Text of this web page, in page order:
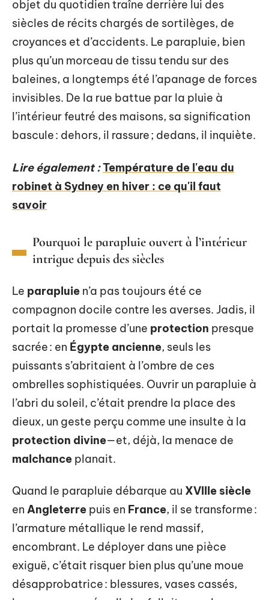
objet du quotidien traîne derrière lui des
siècles de récits chargés de sortilèges, de
croyances et d’accidents. Le parapluie, bien
plus qu’un morceau de tissu tendu sur des
baleines, a longtemps été l’apanage de forces
invisibles. De la rue battue par la pluie à
l’intérieur feutré des maisons, sa signification
bascule : dehors, il rassure ; dedans, il inquiète.
Lire également :Température de l'eau du
robinet à Sydney en hiver : ce qu'il faut
savoir
Pourquoi le parapluie ouvert à l’intérieur
intrigue depuis des siècles
Le parapluie n’a pas toujours été ce
compagnon docile contre les averses. Jadis, il
portait la promesse d’une protection presque
sacrée : en Égypte ancienne, seuls les
puissants s’abritaient à l’ombre de ces
ombrelles sophistiquées. Ouvrir un parapluie à
l’abri du soleil, c’était prendre la place des
dieux, un geste perçu comme une insulte à la
protection divine—et, déjà, la menace de
malchance planait.
Quand le parapluie débarque au XVIIIe siècle
en Angleterre puis en France, il se transforme :
l’armature métallique le rend massif,
encombrant. Le déployer dans une pièce
exiguë, c’était risquer bien plus qu’une moue
désapprobatrice : blessures, vases cassés,